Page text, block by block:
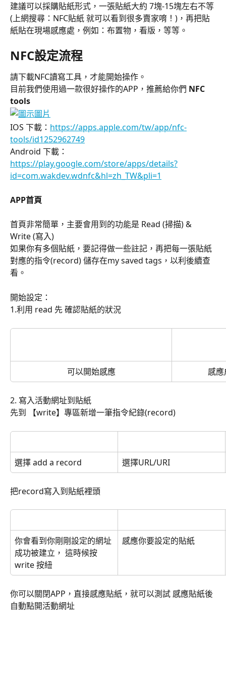
建議可以採購貼紙形式，一張貼紙大約 7塊-15塊左右不等
(上網搜尋：NFC貼紙 就可以看到很多賣家唷！)，再把貼
紙貼在現場感應處，例如：布置物，看版，等等。
NFC設定流程
請下載NFC讀寫工具，才能開始操作。
目前我們使用過一款很好操作的APP，推薦給你們 NFC
tools
IOS 下載： https://apps.apple.com/tw/app/nfc-
tools/id1252962749
Android 下載：
https://play.google.com/store/apps/details?
id=com.wakdev.wdnfc&hl=zh_TW&pli=1
APP首頁
首頁非常簡單，主要會用到的功能是 Read (掃描) &
Write (寫入)
如果你有多個貼紙，要記得做一些註記，再把每一張貼紙
對應的指令(record) 儲存在my saved tags，以利後續查
看。
開始設定：
1.利用 read 先 確認貼紙的狀況
可以開始感應 感
2. 寫入活動網址到貼紙
先到 【write】專區新增一筆指令紀錄(record)
選擇 add a record 選擇URL/URI
把record寫入到貼紙裡頭
你會看到你剛剛設定的網址
成功被建立， 這時候按
write 按紐
感應你要設定的貼紙
你可以關閉APP，直接感應貼紙，就可以測試 感應貼紙後
自動點開活動網址